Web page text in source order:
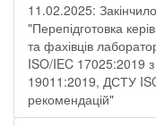
11.02.2025:
"Перепідготовка
та фахівців
ISO/IEC 17025:2019
19011:2019, ДСТУ
рекомендацій"